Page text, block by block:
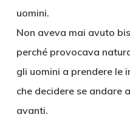
uomini.
Non aveva mai avuto
perché provocava
gli uomini a prendere le
che decidere se andare
avanti.